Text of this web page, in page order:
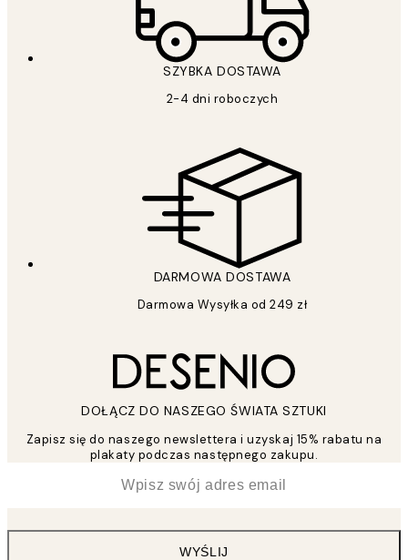
SZYBKA DOSTAWA
2-4 dni roboczych
DARMOWA DOSTAWA
Darmowa Wysyłka od 249 zł
DOŁĄCZ DO NASZEGO ŚWIATA SZTUKI
Zapisz się do naszego newslettera i uzyskaj 15% rabatu na
plakaty podczas następnego zakupu.
WYŚLIJ